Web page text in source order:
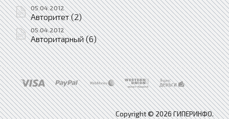
05.04.2012
Авторитет (2)
05.04.2012
Авторитарный (6)
Copyright © 2026 ГИПЕРИНФО.